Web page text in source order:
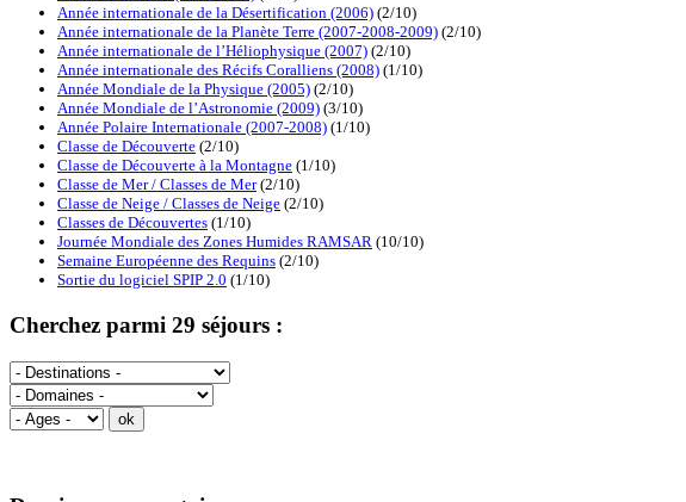
Année internationale de la Désertification (2006) (2/10)
Année internationale de la Planète Terre (2007-2008-2009) (2/10)
Année internationale de l’Héliophysique (2007) (2/10)
Année internationale des Récifs Coralliens (2008) (1/10)
Année Mondiale de la Physique (2005) (2/10)
Année Mondiale de l’Astronomie (2009) (3/10)
Année Polaire Internationale (2007-2008) (1/10)
Classe de Découverte (2/10)
Classe de Découverte à la Montagne (1/10)
Classe de Mer / Classes de Mer (2/10)
Classe de Neige / Classes de Neige (2/10)
Classes de Découvertes (1/10)
Journée Mondiale des Zones Humides RAMSAR (10/10)
Semaine Européenne des Requins (2/10)
Sortie du logiciel SPIP 2.0 (1/10)
Cherchez parmi 29 séjours :